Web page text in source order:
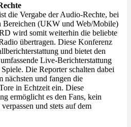
die Vergabe der Audio-Rechte, bei
Bereichen (UKW und Web/Mobile)
wird somit weiterhin die beliebte
übertragen. Diese Konferenz
und bietet den
Live-Berichterstattung
Die Reporter schalten dabei
nächsten und fangen die
in Echtzeit ein. Diese
ermöglicht es den Fans, kein
und stets auf dem